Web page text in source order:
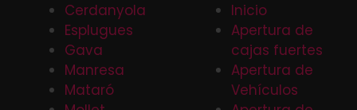
Cerdanyola
Esplugues
Gava
Manresa
Mataró
Inicio
Apertura de
cajas fuertes
Apertura de
Vehículos